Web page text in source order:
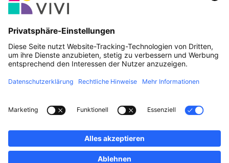
Makler, werdet Mitglied!
Rechtliche Hinweise